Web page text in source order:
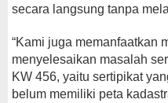
secara langsung tanpa
“Kami juga memanfaatkan
menyelesaikan masalah
KW 456, yaitu sertipikat
belum memiliki peta